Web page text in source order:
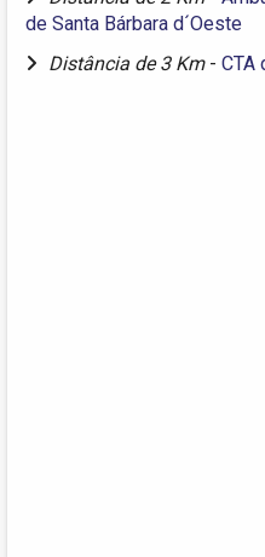
de Santa Bárbara d´Oeste
Distância de 3 Km - CTA